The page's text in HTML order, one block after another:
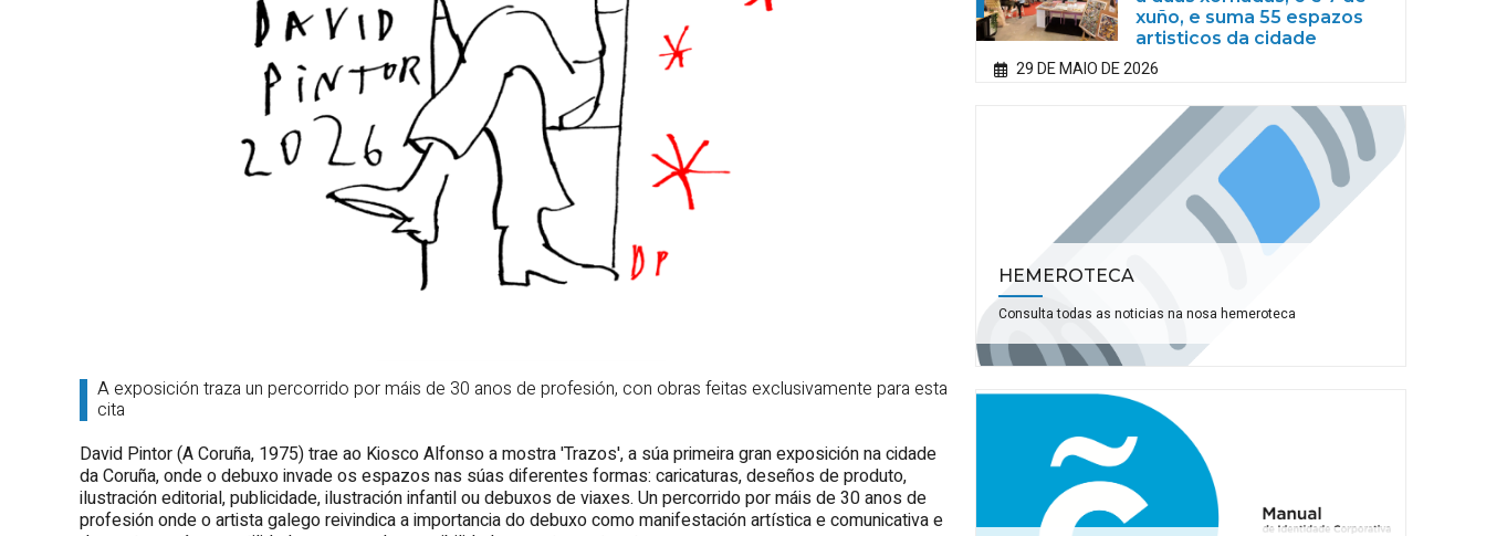
A exposición traza un percorrido por máis de 30 anos de profesión, con obras feitas exclusivamente para esta
cita
David Pintor (A Coruña, 1975) trae ao Kiosco Alfonso a mostra 'Trazos', a súa primeira gran exposición na cidade
da Coruña, onde o debuxo invade os espazos nas súas diferentes formas: caricaturas, deseños de produto,
ilustración editorial, publicidade, ilustración infantil ou debuxos de viaxes. Un percorrido por máis de 30 anos de
profesión onde o artista galego reivindica a importancia do debuxo como manifestación artística e comunicativa e
xuño, e suma 55 espazos
artisticos da cidade
29 DE MAIO DE 2026
HEMEROTECA
Consulta todas as noticias na nosa hemeroteca